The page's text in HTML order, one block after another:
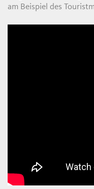
am Beispiel des